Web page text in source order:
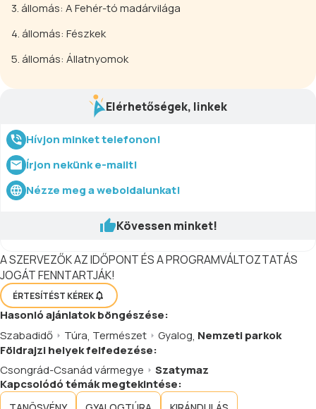
3. állomás: A Fehér-tó madárvilága
4. állomás: Fészkek
5. állomás: Állatnyomok
Elérhetőségek, linkek
Hívjon minket telefonon!
Írjon nekünk e-mailt!
Nézze meg a weboldalunkat!
Kövessen minket!
A SZERVEZŐK AZ IDŐPONT ÉS A PROGRAMVÁLTOZTATÁS
JOGÁT FENNTARTJÁK!
ÉRTESÍTÉST KÉREK
Hasonlóajánlatokböngészése:
Szabadidő
Túra, Természet Gyalog, Nemzeti parkok
Földrajzi helyek felfedezése:
Csongrád-Csanád vármegye
Szatymaz
Kapcsolódó témák megtekintése: